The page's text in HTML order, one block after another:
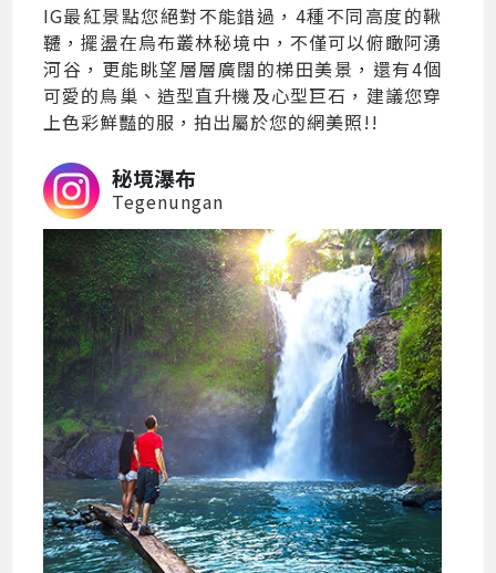
IG最紅景點您絕對不能錯過，4種不同高度的鞦
韆，擺盪在烏布叢林秘境中，不僅可以俯瞰阿湧
河谷，更能眺望層層廣闊的梯田美景，還有4個
可愛的鳥巢、造型直升機及心型巨石，建議您穿
上色彩鮮豔的服，拍出屬於您的網美照!!
秘境瀑布
Tegenungan